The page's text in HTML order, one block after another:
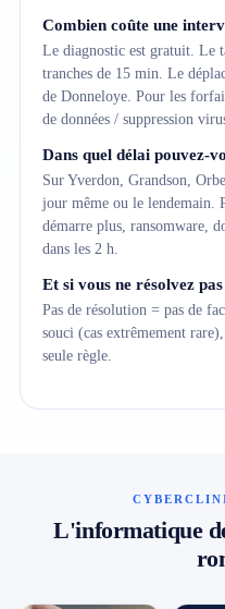
Combien coûte une
Le diagnostic est gratuit. Le
tranches de 15 min. Le
de Donneloye. Pour les
de données / suppression
Dans quel délai pouvez-
Sur Yverdon, Grandson,
jour même ou le lendemain.
démarre plus, ransomware,
dans les 2 h.
Et si vous ne résolvez
Pas de résolution = pas de
souci (cas extrêmement
seule règle.
L'informatique